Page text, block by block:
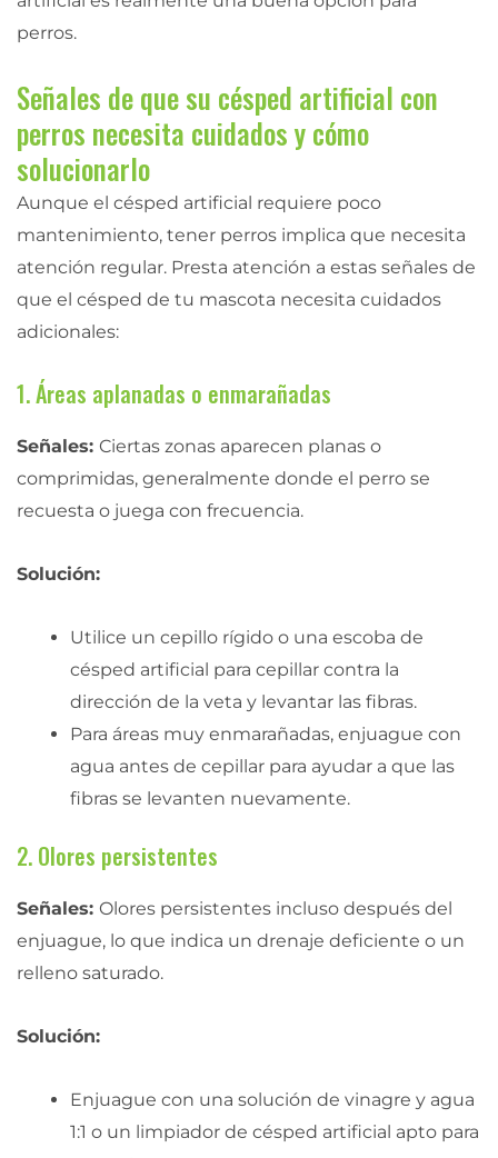
perros.
Señales de que su césped artificial con
perros necesita cuidados y cómo
solucionarlo
Aunque el césped artificial requiere poco
mantenimiento, tener perros implica que necesita
atención regular. Presta atención a estas señales de
que el césped de tu mascota necesita cuidados
adicionales:
1. Áreas aplanadas o enmarañadas
Señales: Ciertas zonas aparecen planas o
comprimidas, generalmente donde el perro se
recuesta o juega con frecuencia.
Solución:
Utilice un cepillo rígido o una escoba de
césped artificial para cepillar contra la
dirección de la veta y levantar las fibras.
Para áreas muy enmarañadas, enjuague con
agua antes de cepillar para ayudar a que las
fibras se levanten nuevamente.
2. Olores persistentes
Señales: Olores persistentes incluso después del
enjuague, lo que indica un drenaje deficiente o un
relleno saturado.
Solución:
Enjuague con una solución de vinagre y agua
1:1 o un limpiador de césped artificial apto para